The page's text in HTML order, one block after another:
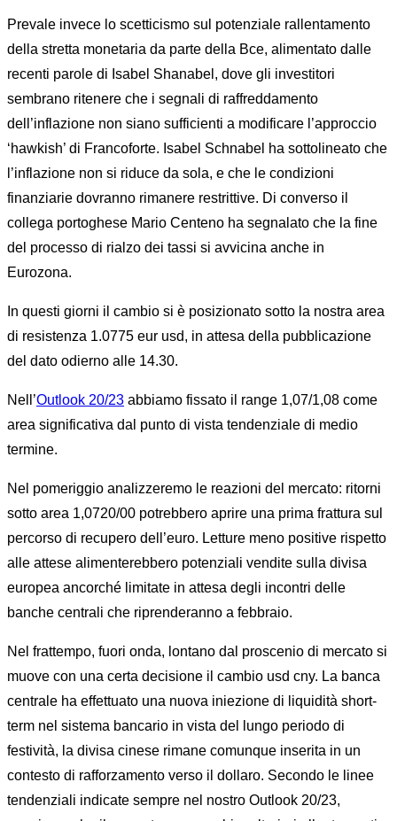
Prevale invece lo scetticismo sul potenziale rallentamento
della stretta monetaria da parte della Bce, alimentato dalle
recenti parole di Isabel Shanabel, dove gli investitori
sembrano ritenere che i segnali di raffreddamento
dell’inflazione non siano sufficienti a modificare l’approccio
‘hawkish’ di Francoforte. Isabel Schnabel ha sottolineato che
l’inflazione non si riduce da sola, e che le condizioni
finanziarie dovranno rimanere restrittive. Di converso il
collega portoghese Mario Centeno ha segnalato che la fine
del processo di rialzo dei tassi si avvicina anche in
Eurozona.
In questi giorni il cambio si è posizionato sotto la nostra area
di resistenza 1.0775 eur usd, in attesa della pubblicazione
del dato odierno alle 14.30.
Nell’Outlook 20/23 abbiamo fissato il range 1,07/1,08 come
area significativa dal punto di vista tendenziale di medio
termine.
Nel pomeriggio analizzeremo le reazioni del mercato: ritorni
sotto area 1,0720/00 potrebbero aprire una prima frattura sul
percorso di recupero dell’euro. Letture meno positive rispetto
alle attese alimenterebbero potenziali vendite sulla divisa
europea ancorché limitate in attesa degli incontri delle
banche centrali che riprenderanno a febbraio.
Nel frattempo, fuori onda, lontano dal proscenio di mercato si
muove con una certa decisione il cambio usd cny. La banca
centrale ha effettuato una nuova iniezione di liquidità short-
term nel sistema bancario in vista del lungo periodo di
festività, la divisa cinese rimane comunque inserita in un
contesto di rafforzamento verso il dollaro. Secondo le linee
tendenziali indicate sempre nel nostro Outlook 20/23,